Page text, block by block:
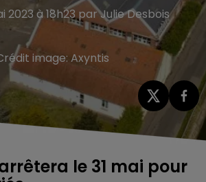
2023 à 18h23 par Julie Desbois
image: Axyntis
le 31 mai pour